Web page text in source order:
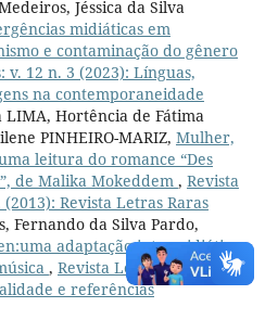
Jéssica da Silva
midiáticas em
e contaminação do gênero
v. 12 n. 3 (2023): Línguas,
na contemporaneidade
LIMA, Hortência de Fátima
PINHEIRO-MARIZ, Mulher,
leitura do romance “Des
de Malika Mokeddem , Revista
Revista Letras Raras
Fernando da Silva Pardo,
adaptação intermidiática
, Revista Letras Raras: v. 9
e referências